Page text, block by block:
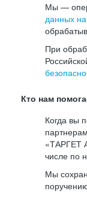
Мы —
данных
При
Кто нам
Когда вы
«ТАРГЕТ
числе по
Мы